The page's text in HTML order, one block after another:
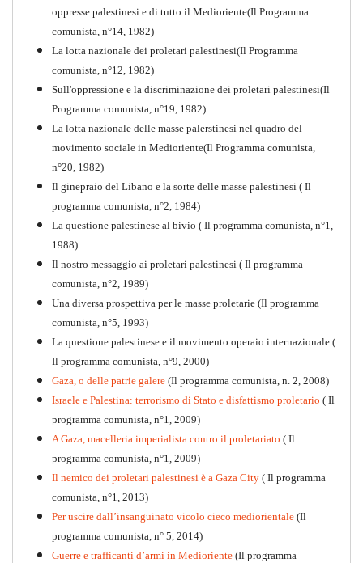
1917-2017 Ieri Oggi Domani
PDF Quaderno n°9
Per la difesa intransigente
oppresse palestinesi e di tutto il Medioriente(Il Programma
comunista, n°14, 1982)
La lotta nazionale dei proletari palestinesi(Il Programma
comunista, n°12, 1982)
Sull'oppressione e la discriminazione dei proletari palestinesi(Il
Programma comunista, n°19, 1982)
La lotta nazionale delle masse palerstinesi nel quadro del
movimento sociale in Medioriente(Il Programma comunista,
n°20, 1982)
Il ginepraio del Libano e la sorte delle masse palestinesi ( Il
programma comunista, n°2, 1984)
La questione palestinese al bivio ( Il programma comunista, n°1,
1988)
Il nostro messaggio ai proletari palestinesi ( Il programma
comunista, n°2, 1989)
Una diversa prospettiva per le masse proletarie (Il programma
comunista, n°5, 1993)
La questione palestinese e il movimento operaio internazionale (
Il programma comunista, n°9, 2000)
Gaza, o delle patrie galere (Il programma comunista, n. 2, 2008)
Israele e Palestina: terrorismo di Stato e disfattismo proletario ( Il
programma comunista, n°1, 2009)
A Gaza, macelleria imperialista contro il proletariato ( Il
programma comunista, n°1, 2009)
Il nemico dei proletari palestinesi è a Gaza City ( Il programma
comunista, n°1, 2013)
Per uscire dall’insanguinato vicolo cieco mediorientale (Il
programma comunista, n° 5, 2014)
Guerre e trafficanti d’armi in Medioriente (Il programma